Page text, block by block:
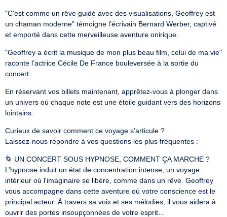
"C'est comme un rêve guidé avec des visualisations, Geoffrey est
un chaman moderne" témoigne l’écrivain Bernard Werber, captivé
et emporté dans cette merveilleuse aventure onirique.
"Geoffrey a écrit la musique de mon plus beau film, celui de ma vie"
raconte l’actrice Cécile De France bouleversée à la sortie du
concert.
En réservant vos billets maintenant, apprêtez-vous à plonger dans
un univers où chaque note est une étoile guidant vers des horizons
lointains.
Curieux de savoir comment ce voyage s’articule ?
Laissez-nous répondre à vos questions les plus fréquentes :
🌀 UN CONCERT SOUS HYPNOSE, COMMENT ÇA MARCHE ?
L’hypnose induit un état de concentration intense, un voyage
intérieur où l'imaginaire se libère, comme dans un rêve. Geoffrey
vous accompagne dans cette aventure où votre conscience est le
principal acteur. À travers sa voix et ses mélodies, il vous aidera à
ouvrir des portes insoupçonnées de votre esprit…